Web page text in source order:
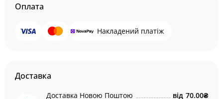
Оплата
Накладений платіж
Доставка
Доставка Новою Поштою від 70.00₴